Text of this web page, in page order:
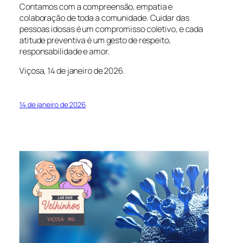
Contamos com a compreensão, empatia e
colaboração de toda a comunidade. Cuidar das
pessoas idosas é um compromisso coletivo, e cada
atitude preventiva é um gesto de respeito,
responsabilidade e amor.
Viçosa, 14 de janeiro de 2026.
14 de janeiro de 2026